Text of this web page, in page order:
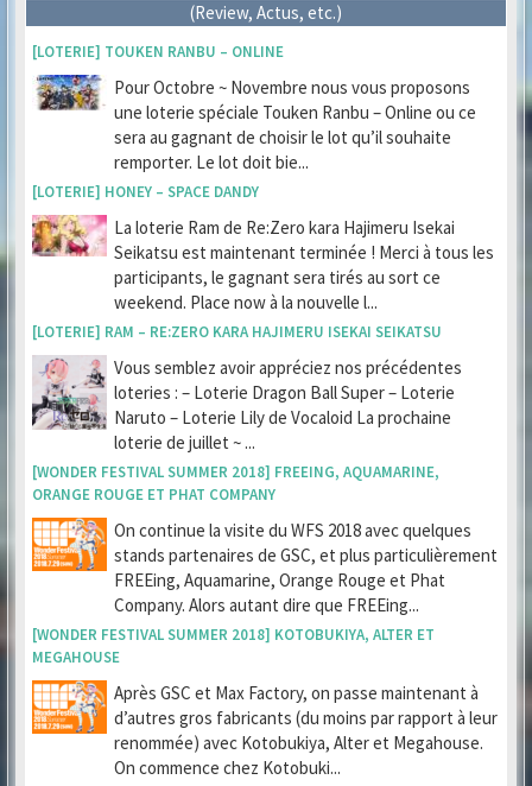
(Review, Actus, etc.)
[LOTERIE] TOUKEN RANBU – ONLINE
Pour Octobre ~ Novembre nous vous proposons
une loterie spéciale Touken Ranbu – Online ou ce
sera au gagnant de choisir le lot qu’il souhaite
remporter. Le lot doit bie...
[LOTERIE] HONEY – SPACE DANDY
La loterie Ram de Re:Zero kara Hajimeru Isekai
Seikatsu est maintenant terminée ! Merci à tous les
participants, le gagnant sera tirés au sort ce
weekend. Place now à la nouvelle l...
[LOTERIE] RAM – RE:ZERO KARA HAJIMERU ISEKAI SEIKATSU
Vous semblez avoir appréciez nos précédentes
loteries : – Loterie Dragon Ball Super – Loterie
Naruto – Loterie Lily de Vocaloid La prochaine
loterie de juillet ~ ...
[WONDER FESTIVAL SUMMER 2018] FREEING, AQUAMARINE,
ORANGE ROUGE ET PHAT COMPANY
On continue la visite du WFS 2018 avec quelques
stands partenaires de GSC, et plus particulièrement
FREEing, Aquamarine, Orange Rouge et Phat
Company. Alors autant dire que FREEing...
[WONDER FESTIVAL SUMMER 2018] KOTOBUKIYA, ALTER ET
MEGAHOUSE
Après GSC et Max Factory, on passe maintenant à
d’autres gros fabricants (du moins par rapport à leur
renommée) avec Kotobukiya, Alter et Megahouse.
On commence chez Kotobuki...